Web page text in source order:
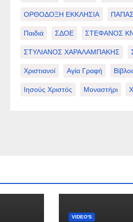
ΟΡΘΟΔΟΞΗ ΕΚΚΛΗΣΙΑ ΠΑΠΑΣ
Παιδιά ΣΔΟΕ ΣΤΕΦΑΝΟΣ
ΣΤΥΛΙΑΝΟΣ ΧΑΡΑΛΑΜΠΑΚΗΣ
Χριστιανοί Αγία Γραφή
Ιησούς Χριστός Μοναστήρι
VIDEO'S